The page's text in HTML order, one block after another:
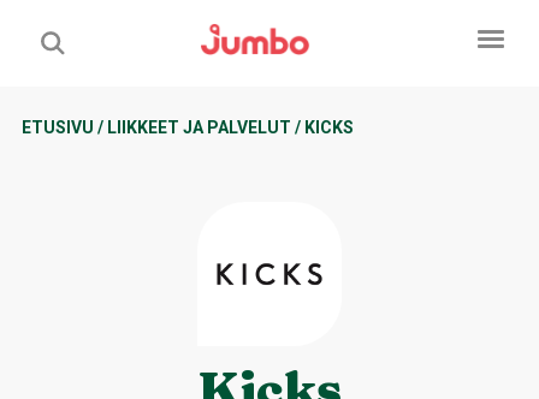
ETUSIVU / LIIKKEET JA PALVELUT / KICKS